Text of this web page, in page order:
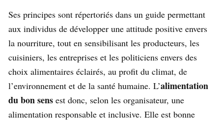
Ses principes sont répertoriés dans un guide permettant
aux individus de développer une attitude positive envers
la nourriture, tout en sensibilisant les producteurs, les
cuisiniers, les entreprises et les politiciens envers des
choix alimentaires éclairés, au profit du climat, de
l’environnement et de la santé humaine. L’alimentation
du bon sens est donc, selon les organisateur, une
alimentation responsable et inclusive. Elle est bonne